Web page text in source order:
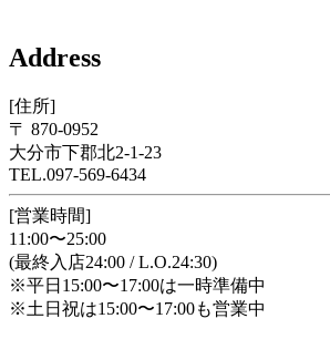
Address
[住所]
〒 870-0952
大分市下郡北2-1-23
TEL.097-569-6434
[営業時間]
11:00〜25:00
(最終入店24:00 / L.O.24:30)
※平日15:00〜17:00は一時準備中
※土日祝は15:00〜17:00も営業中